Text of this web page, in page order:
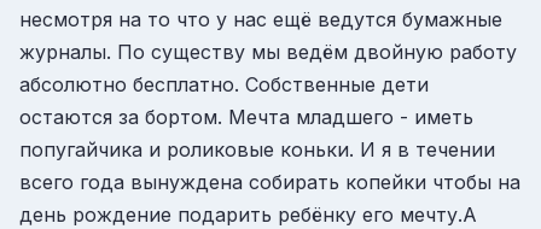
несмотря на то что у нас ещё ведутся бумажные
журналы. По существу мы ведём двойную работу
абсолютно бесплатно. Собственные дети
остаются за бортом. Мечта младшего - иметь
попугайчика и роликовые коньки. И я в течении
всего года вынуждена собирать копейки чтобы на
день рождение подарить ребёнку его мечту.А